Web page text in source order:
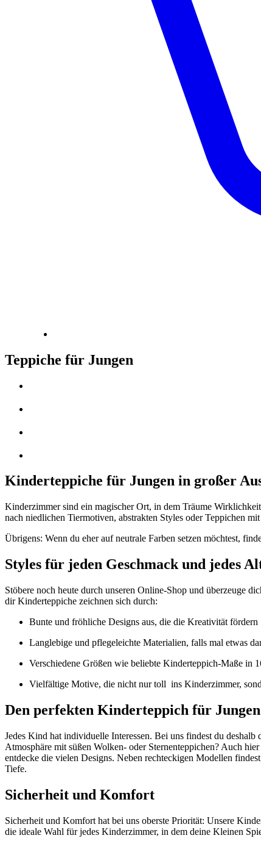
Teppiche für Jungen
Kinderteppiche für Jungen in großer
Kinderzimmer sind ein magischer Ort, in dem Träume
nach niedlichen Tiermotiven, abstrakten Styles oder Teppichen
Übrigens: Wenn du eher auf neutrale Farben setzen möchtest,
Styles für jeden Geschmack und jedes
Stöbere noch heute durch unseren Online-Shop und überzeuge
dir Kinderteppiche zeichnen sich durch:
Bunte und fröhliche Designs aus, die die Kreativität fördern
Langlebige und pflegeleichte Materialien, falls mal etwas
Verschiedene Größen wie beliebte Kinderteppich-Maße in
Vielfältige Motive, die nicht nur toll ins Kinderzimmer,
Den perfekten Kinderteppich für
Jedes Kind hat individuelle Interessen. Bei uns findest du
Atmosphäre mit süßen Wolken- oder Sternenteppichen? Auch
entdecke die vielen Designs. Neben rechteckigen Modellen
Tiefe.
Sicherheit und Komfort
Sicherheit und Komfort hat bei uns oberste Priorität: Unsere
die ideale Wahl für jedes Kinderzimmer, in dem deine Kleinen